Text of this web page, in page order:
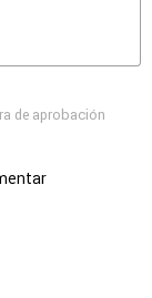
de aprobación